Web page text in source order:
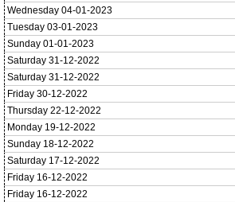
Wednesday 04-01-2023
Tuesday 03-01-2023
Sunday 01-01-2023
Saturday 31-12-2022
Saturday 31-12-2022
Friday 30-12-2022
Thursday 22-12-2022
Monday 19-12-2022
Sunday 18-12-2022
Saturday 17-12-2022
Friday 16-12-2022
Friday 16-12-2022